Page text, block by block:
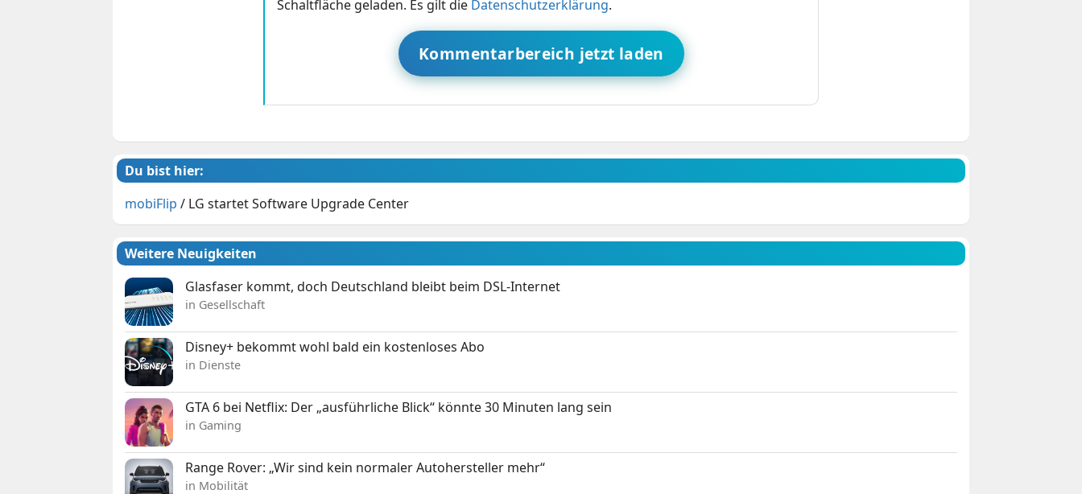
Schaltfläche geladen. Es gilt die Datenschutzerklärung.
Kommentarbereich jetzt laden
Du bist hier:
mobiFlip / LG startet Software Upgrade Center
Weitere Neuigkeiten
Glasfaser kommt, doch Deutschland bleibt beim DSL-Internet
in Gesellschaft
Disney+ bekommt wohl bald ein kostenloses Abo
in Dienste
GTA 6 bei Netflix: Der „ausführliche Blick“ könnte 30 Minuten lang sein
in Gaming
Range Rover: „Wir sind kein normaler Autohersteller mehr“
in Mobilität